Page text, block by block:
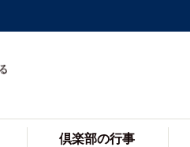
倶楽部の行事